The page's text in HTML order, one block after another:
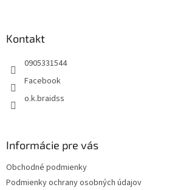
Kontakt
0905331544
Facebook
o.k.braidss
Informácie pre vás
Obchodné podmienky
Podmienky ochrany osobných údajov